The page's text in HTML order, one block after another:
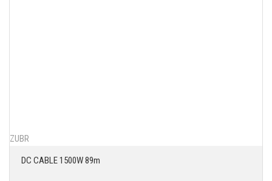
ZUBR
DC CABLE 1500W 89m